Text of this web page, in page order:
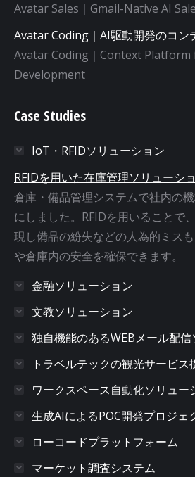
Avatar Sales｜Gmail-Native AI
Avatar Coding｜AI駆動開発のコン
Avatar Coding｜Context
Development
Case Studies
IoT・RFIDソリューション
RFIDを用いた在庫管理ソリューシ
倉庫・備品管理システムで社内の
にしました。RFIDを用いることで
現し備品の紛失などの人為的ミス
や倉庫内の安全を確保できます。
金融ソリューション
文教ソリューション
独自機能のあるWEBメール配
トラベルテックの観光サービス
ワークスペース自動化ソリュー
生成AIによるPOC開発プロジェ
ローコードプラットフォーム
マーケット調査システム